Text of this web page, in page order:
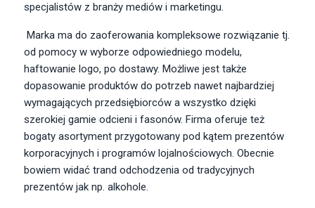
specjalistów z branży mediów i marketingu.
Marka ma do zaoferowania kompleksowe rozwiązanie tj.
od pomocy w wyborze odpowiedniego modelu,
haftowanie logo, po dostawy. Możliwe jest także
dopasowanie produktów do potrzeb nawet najbardziej
wymagających przedsiębiorców a wszystko dzięki
szerokiej gamie odcieni i fasonów. Firma oferuje też
bogaty asortyment przygotowany pod kątem prezentów
korporacyjnych i programów lojalnościowych. Obecnie
bowiem widać trand odchodzenia od tradycyjnych
prezentów jak np. alkohole.